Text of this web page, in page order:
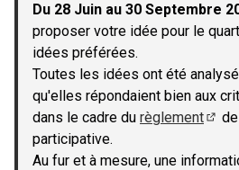
−
Du 28 Juin au 30 Septembre
proposer votre idée pour le
idées préférées.
Toutes les idées ont été
qu'elles répondaient bien aux
dans le cadre du règlement
participative.
Au fur et à mesure, une